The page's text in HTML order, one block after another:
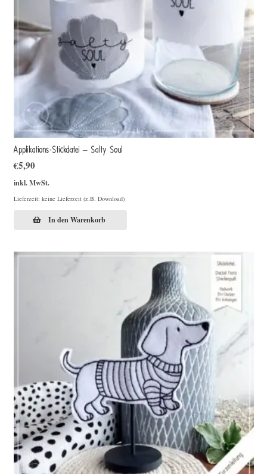
Applikations-Stickdatei – Salty Soul
€5,90
inkl. MwSt.
Lieferzeit: keine Lieferzeit (z.B. Download)
In den Warenkorb